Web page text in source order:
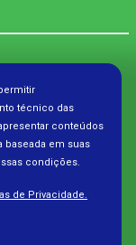
Privacidade
técnico das
conteúdos
baseada em suas
condições.
de Privacidade.